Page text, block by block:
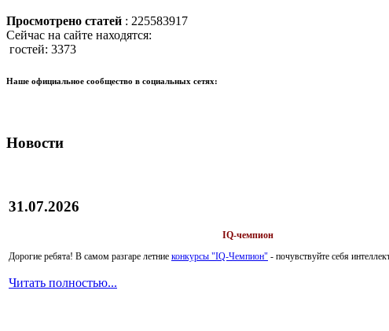
Просмотрено статей : 225583917
Сейчас на сайте находятся:
гостей: 3373
Наше официальное сообщество в социальных сетях:
Новости
31.07.2026
IQ-чемпион
Дорогие ребята! В самом разгаре летние конкурсы "IQ-Чемпион" - почувствуйте себя
Читать полностью...